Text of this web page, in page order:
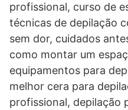
profissional, curso de
técnicas de depilação
sem dor, cuidados
como montar um
equipamentos para
melhor cera para
profissional, depilação